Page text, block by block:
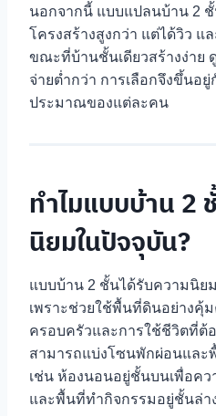
นอกจากนี้ แบบแปลนบ้าน 2
โครงสร้างสูงกว่า แต่ได้วิว
ขณะที่บ้านชั้นเดียวสร้างง่าย
จ่ายต่ำกว่า การเลือกจึงขึ้นอ
ประมาณของแต่ละคน
ทำไมแบบบ้าน 2
นิยมในปัจจุบัน?
แบบบ้าน 2 ชั้นได้รับความนิย
เพราะช่วยใช้พื้นที่ดินอย่างคุ้
ครอบครัวและการใช้ชีวิตที่ต้
สามารถแบ่งโซนพักผ่อนและ
เช่น ห้องนอนอยู่ชั้นบนเพื่อคว
และพื้นที่ทำกิจกรรมอยู่ชั้นล่า